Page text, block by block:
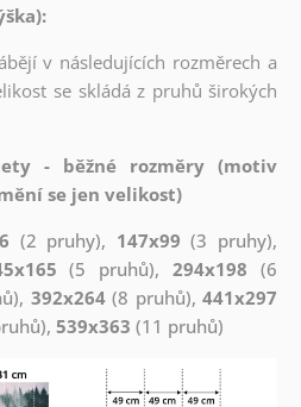
v následujících rozměrech a
se skládá z pruhů širokých
- běžné rozměry (motiv
se jen velikost)
(2 pruhy), 147x99 (3 pruhy),
(5 pruhů),294x198 (6
392x264(8 pruhů),441x297
539x363 (11 pruhů)